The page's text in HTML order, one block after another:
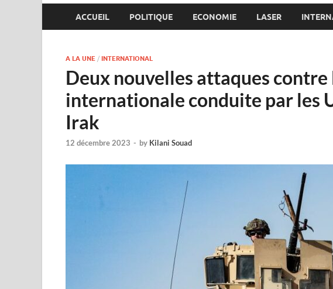
ACCUEIL POLITIQUE ECONOMIE LASER
A LA UNE / INTERNATIONAL
Deux nouvelles attaques
internationale conduite par les
Irak
12 décembre 2023 - by Kilani Souad